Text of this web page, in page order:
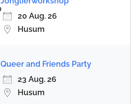
20 Aug. 26
Husum
Queer and Friends Party
23 Aug. 26
Husum